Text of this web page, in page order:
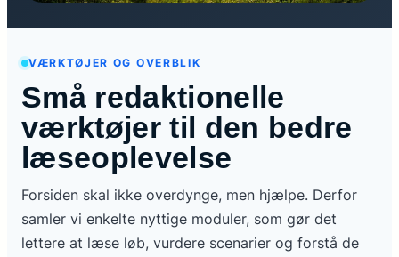
VÆRKTØJER OG OVERBLIK
Små redaktionelle
værktøjer til den bedre
læseoplevelse
Forsiden skal ikke overdynge, men hjælpe. Derfor
samler vi enkelte nyttige moduler, som gør det
lettere at læse løb, vurdere scenarier og forstå de